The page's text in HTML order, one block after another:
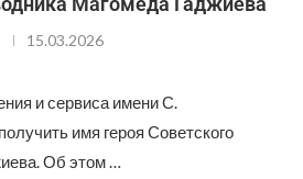
15.03.2026
и сервиса имени С.
имя героя Советского
Об этом …